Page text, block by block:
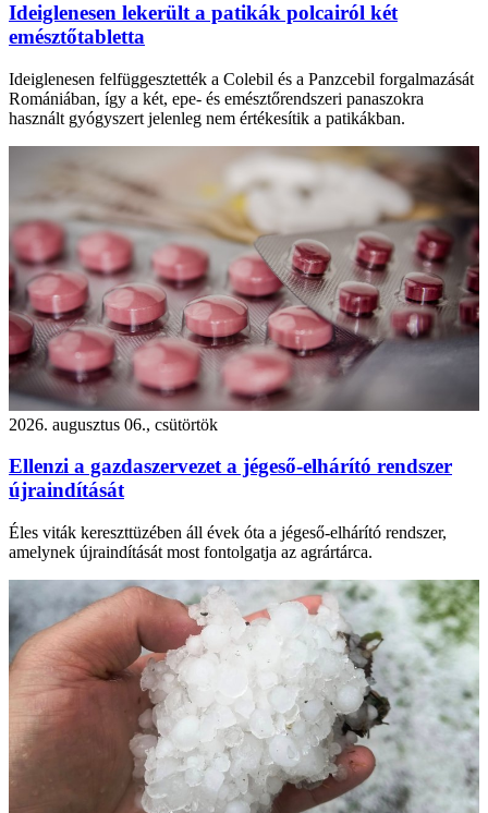
Ideiglenesen lekerült a patikák polcairól két
emésztőtabletta
Ideiglenesen felfüggesztették a Colebil és a Panzcebil forgalmazását
Romániában, így a két, epe- és emésztőrendszeri panaszokra
használt gyógyszert jelenleg nem értékesítik a patikákban.
2026. augusztus 06., csütörtök
Ellenzi a gazdaszervezet a jégeső-elhárító rendszer
újraindítását
Éles viták kereszttüzében áll évek óta a jégeső-elhárító rendszer,
amelynek újraindítását most fontolgatja az agrártárca.